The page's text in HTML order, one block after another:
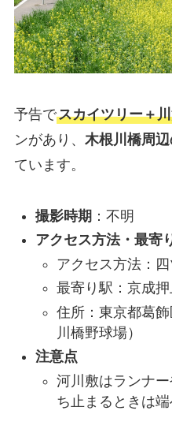
予告でスカイツリー＋
ンがあり、 木根川橋周
ています。
撮影時期 ：不明
アクセス方法・最寄
アクセス方法：
最寄り駅：京成
住所：東京都葛
川橋野球場）
注意点
河川敷はランナ
ち止まるときは端